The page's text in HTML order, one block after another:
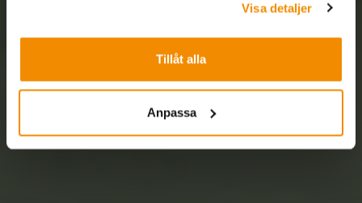
Visa detaljer
Tillåt alla
Anpassa